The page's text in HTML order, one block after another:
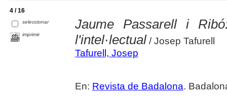
4 / 16
seleccionar
imprimir
Jaume Passarell i
l'intel·lectual/ Josep Tafurell
Tafurell, Josep
En: Revista de Badalona.